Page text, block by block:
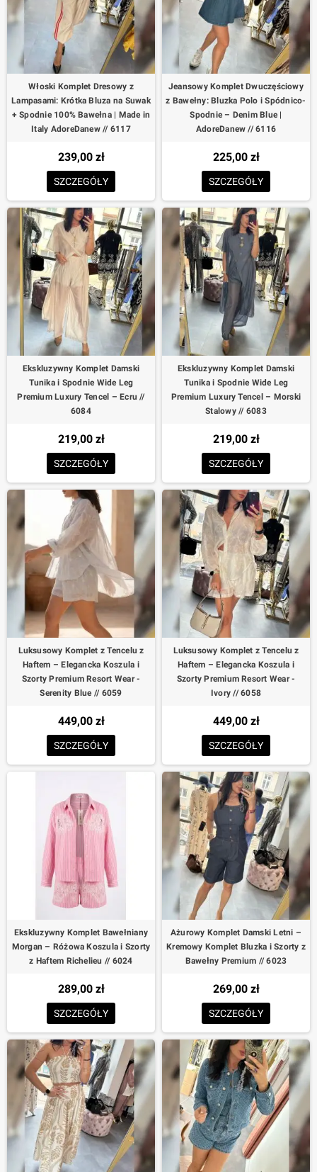
Włoski Komplet Dresowy z
Lampasami: Krótka Bluza na Suwak
+ Spodnie 100% Bawełna | Made in
Italy AdoreDanew // 6117
239,00 zł
SZCZEGÓŁY
Jeansowy Komplet Dwuczęściowy
z Bawełny: Bluzka Polo i Spódnico-
Spodnie – Denim Blue |
AdoreDanew // 6116
225,00 zł
SZCZEGÓŁY
Ekskluzywny Komplet Damski
Tunika i Spodnie Wide Leg
Premium Luxury Tencel – Ecru //
6084
219,00 zł
SZCZEGÓŁY
Ekskluzywny Komplet Damski
Tunika i Spodnie Wide Leg
Premium Luxury Tencel – Morski
Stalowy // 6083
219,00 zł
SZCZEGÓŁY
Luksusowy Komplet z Tencelu z
Haftem – Elegancka Koszula i
Szorty Premium Resort Wear -
Serenity Blue // 6059
449,00 zł
SZCZEGÓŁY
Luksusowy Komplet z Tencelu z
Haftem – Elegancka Koszula i
Szorty Premium Resort Wear -
Ivory // 6058
449,00 zł
SZCZEGÓŁY
Ekskluzywny Komplet Bawełniany
Morgan – Różowa Koszula i Szorty
z Haftem Richelieu // 6024
289,00 zł
SZCZEGÓŁY
Ażurowy Komplet Damski Letni –
Kremowy Komplet Bluzka i Szorty z
Bawełny Premium // 6023
269,00 zł
SZCZEGÓŁY